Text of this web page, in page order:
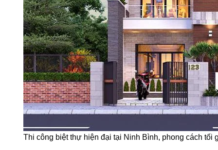
Thi công biệt thự hiện đại tại Ninh Bình, phong cách tối